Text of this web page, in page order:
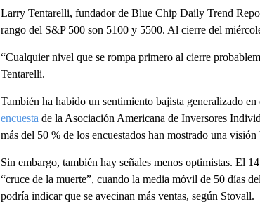
Larry Tentarelli, fundador de Blue Chip Daily Trend
rango del S&P 500 son 5100 y 5500. Al cierre del
“Cualquier nivel que se rompa primero al cierre
Tentarelli.
También ha habido un sentimiento bajista generalizado
encuesta de la Asociación Americana de Inversores
más del 50 % de los encuestados han mostrado una
Sin embargo, también hay señales menos optimistas. El
“cruce de la muerte”, cuando la media móvil de 50 días
podría indicar que se avecinan más ventas, según Stovall.